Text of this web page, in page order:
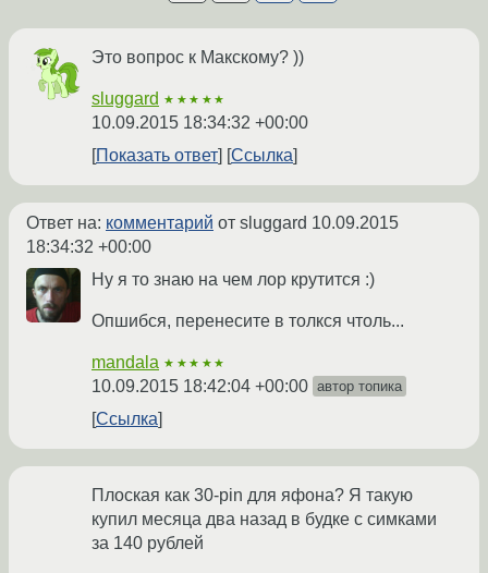
Это вопрос к Макскому? ))
sluggard ★★★★★
10.09.2015 18:34:32 +00:00
Показать ответ
Ссылка
Ответ на: комментарий от sluggard 10.09.2015
18:34:32 +00:00
Ну я то знаю на чем лор крутится :)
Опшибся, перенесите в толкся чтоль...
mandala ★★★★★
10.09.2015 18:42:04 +00:00 автор топика
Ссылка
Плоская как 30-pin для яфона? Я такую
купил месяца два назад в будке с симками
за 140 рублей